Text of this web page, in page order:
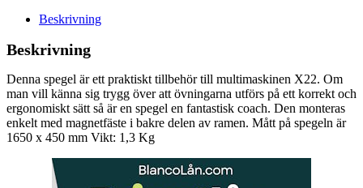
Beskrivning
Beskrivning
Denna spegel är ett praktiskt tillbehör till multimaskinen X22. Om
man vill känna sig trygg över att övningarna utförs på ett korrekt och
ergonomiskt sätt så är en spegel en fantastisk coach. Den monteras
enkelt med magnetfäste i bakre delen av ramen. Mått på spegeln är
1650 x 450 mm Vikt: 1,3 Kg